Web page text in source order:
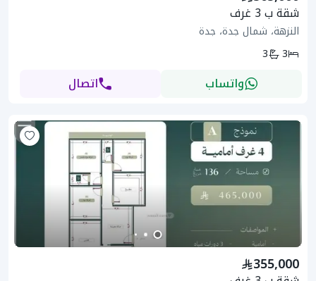
شقة ب 3 غرف
النزهة، شمال جدة، جدة
3
3
واتساب اتصال
355,000